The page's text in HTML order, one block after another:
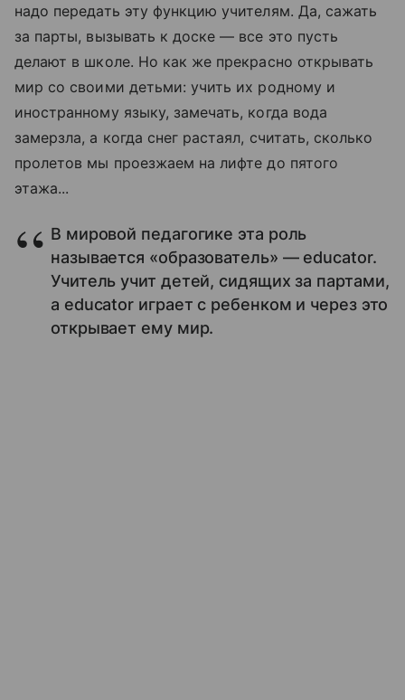
надо передать эту функцию учителям. Да, сажать
за парты, вызывать к доске — все это пусть
делают в школе. Но как же прекрасно открывать
мир со своими детьми: учить их родному и
иностранному языку, замечать, когда вода
замерзла, а когда снег растаял, считать, сколько
пролетов мы проезжаем на лифте до пятого
этажа...
В мировой педагогике эта роль
называется «образователь» — educator.
Учитель учит детей, сидящих за партами,
а educator играет с ребенком и через это
открывает ему мир.